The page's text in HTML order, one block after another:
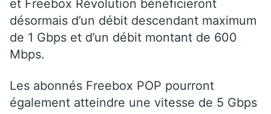
et Freebox Révolution bénéficieront
désormais d’un débit descendant maximum
de 1 Gbps et d’un débit montant de 600
Mbps.
Les abonnés Freebox POP pourront
également atteindre une vitesse de 5 Gbps